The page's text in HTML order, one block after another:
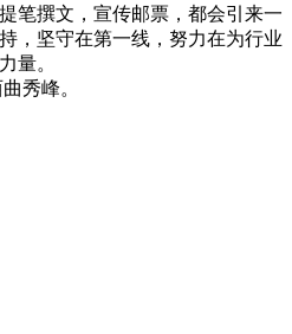
笔撰文，宣传邮票，都会引来一
，坚守在第一线，努力在为行业
量。
秀峰。